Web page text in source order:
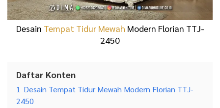
Desain Tempat Tidur Mewah Modern Florian TTJ-
2450
Daftar Konten
1 Desain Tempat Tidur Mewah Modern Florian TTJ-
2450